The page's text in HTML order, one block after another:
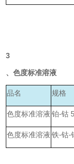
3
、色度标准溶液
品名 规格
色度标准溶液 铂-钴
色度标准溶液 铁-钴-